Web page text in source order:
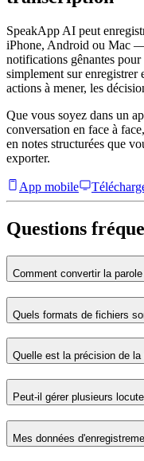
SpeakApp AI peut
iPhone, Android ou Mac
notifications gênantes
simplement sur enregistrer
actions à mener, les
Que vous soyez dans un
conversation en face à
en notes structurées que
exporter.
App mobile
Questions
Comment convertir la
Quels formats de fichiers
Quelle est la précision de
Peut-il gérer plusieurs
Mes données